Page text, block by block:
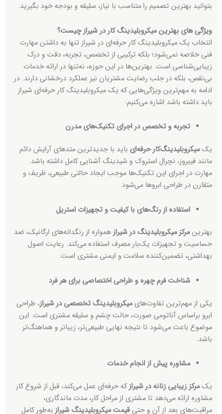
بتوانید بهترین تصمیم را متناسب با نیاز، سلیقه و بودجه خود بگیرید.
ویژگی های بهترین میکروبلیدینگ کار در شیراز چیست؟
انتخاب یک میکروبلیدینگ کار حرفه‌ای در شیراز تنها به داشتن مهارت
فنی خلاصه نمی‌شود؛ بلکه ترکیبی از تخصص، تجربه، دقت و درک
زیبایی‌شناسی است. بهترین‌ها در این حوزه، نه‌تنها در ارائه خدمات
بی‌نقص، بلکه در جلب رضایت مشتریان نیز عملکرد درخشانی دارند. در
ادامه به مهم‌ترین ویژگی‌هایی که یک میکروبلیدینگ کار حرفه‌ای شیراز
باید داشته باشد اشاره می‌کنیم:
تجربه و تخصص در اجرای تکنیک‌های مدرن
یکمیکروبلیدینگ‌کار حرفه‌ای باید با جدیدترین متدهای آرایش دائم
مانند فیبروز، نچرال استروک و شیدینگ آشنایی کامل داشته باشد.
مهارت در اجرای این تکنیک‌ها موجب ایجاد حالتی طبیعی، ظریف و
متقارن در طراحی ابروها می‌شود.
استفاده از رنگ‌های با کیفیت و تجهیزات استریل
بهترینمرکز میکروبلیدینگ در شیرازهمواره از رنگدانه‌های ارگانیک، ضد
حساسیت و تجهیزات یک‌بار مصرف استفاده می‌کند. رعایت اصول
بهداشتی، تضمین‌کننده سلامت و ایمنی مشتری است.
شناخت فرم چهره و طراحی اختصاصی برای هر فرد
یکی از مهم‌ترین تفاوت‌هایمیکروبلیدینگ تخصصی در شیراز، طراحی
ابرو براساس آناتومی صورت، حالت چشم و سلیقه مشتری است. این
موضوع باعث می‌شود تا نتیجه نهایی طبیعی‌تر، زیباتر و هماهنگ‌تر
باشد.
مشاوره پیش از انجام خدمات
یکمرکز زیبایی زنانه در شیرازکه حرفه‌ای عمل می‌کند، قبل از شروع کار
مشاوره ارائه می‌دهد تا مشتری از مراحل کار، مدت ماندگاری،
مراقبت‌های بعد از آن و حتیقیمت میکروبلیدینگ شیرازبه‌طور کامل